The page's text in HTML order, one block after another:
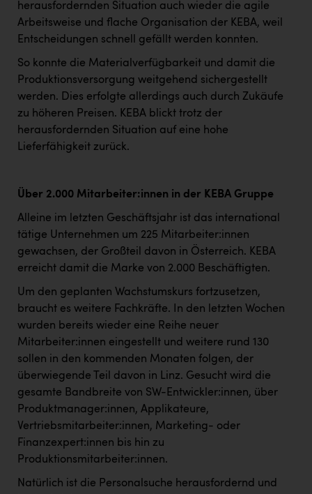
herausfordernden Situation auch wieder die agile
Arbeitsweise und flache Organisation der KEBA, weil
Entscheidungen schnell gefällt werden konnten.
So konnte die Materialverfügbarkeit und damit die
Produktionsversorgung weitgehend sichergestellt
werden. Dies erfolgte allerdings auch durch Zukäufe
zu höheren Preisen. KEBA blickt trotz der
herausfordernden Situation auf eine hohe
Lieferfähigkeit zurück.
Über 2.000 Mitarbeiter:innen in der KEBA Gruppe
Alleine im letzten Geschäftsjahr ist das international
tätige Unternehmen um 225 Mitarbeiter:innen
gewachsen, der Großteil davon in Österreich. KEBA
erreicht damit die Marke von 2.000 Beschäftigten.
Um den geplanten Wachstumskurs fortzusetzen,
braucht es weitere Fachkräfte. In den letzten Wochen
wurden bereits wieder eine Reihe neuer
Mitarbeiter:innen eingestellt und weitere rund 130
sollen in den kommenden Monaten folgen, der
überwiegende Teil davon in Linz. Gesucht wird die
gesamte Bandbreite von SW-Entwickler:innen, über
Produktmanager:innen, Applikateure,
Vertriebsmitarbeiter:innen, Marketing- oder
Finanzexpert:innen bis hin zu
Produktionsmitarbeiter:innen.
Natürlich ist die Personalsuche herausfordernd und